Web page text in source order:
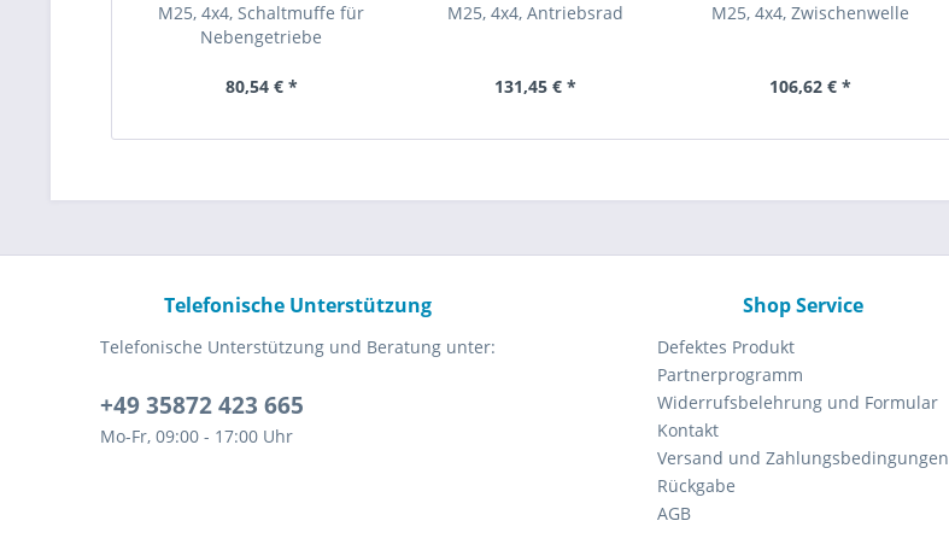
M25, 4x4, Schaltmuffe für
Nebengetriebe
80,54 € *
M25, 4x4, Antriebsrad
131,45 € *
M25, 4x4, Zwischenwelle
106,62 € *
Telefonische Unterstützung
Telefonische Unterstützung und Beratung unter:
+49 35872 423 665
Mo-Fr, 09:00 - 17:00 Uhr
Shop Service
Defektes Produkt
Partnerprogramm
Widerrufsbelehrung und Formular
Kontakt
Versand und Zahlungsbedingungen
Rückgabe
AGB